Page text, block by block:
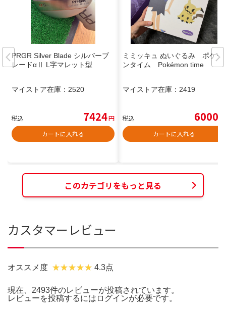
PRGR Silver Blade シルバーブ
レードαⅡ L字マレット型
マイストア在庫： 2520
税込 7424円
カートに入れる
ミミッキュ ぬいぐるみ ポケモ
ンタイム Pokémon time
マイストア在庫： 2419
税込 6000
カートに入れる
このカテゴリをもっと見る
カスタマーレビュー
オススメ度 4.3点
現在、2493件のレビューが投稿されています。
レビューを投稿するには ログインが必要です。